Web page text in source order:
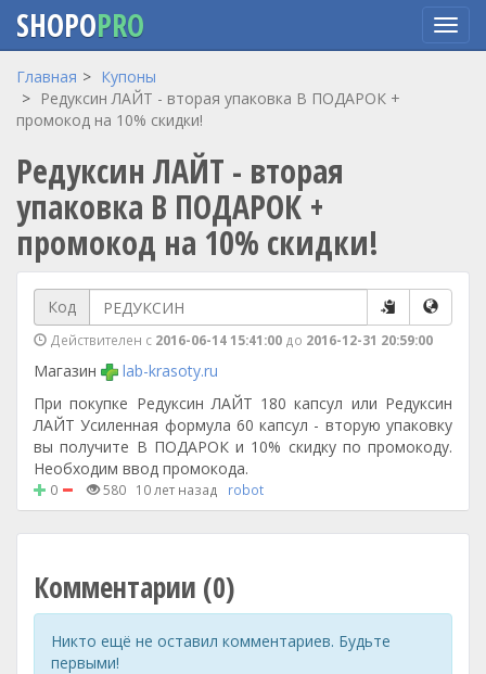
Перейти
основному
SHOPOPRO
Главная
Купоны
Редуксин ЛАЙТ - вторая упаковка В ПОДАРОК +
промокод на 10% скидки!
Редуксин ЛАЙТ - вторая
упаковка В ПОДАРОК +
промокод на 10% скидки!
Код
Действителен с 2016-06-14 15:41:00 до 2016-12-31 20:59:00
Магазин
lab-krasoty.ru
При покупке Редуксин ЛАЙТ 180 капсул или Редуксин
ЛАЙТ Усиленная формула 60 капсул - вторую упаковку
вы получите В ПОДАРОК и 10% скидку по промокоду.
Необходим ввод промокода.
0 580 10 лет назад robot
Комментарии (0)
Никто ещё не оставил комментариев. Будьте
первыми!